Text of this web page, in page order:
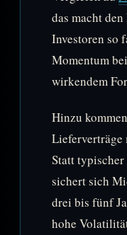
das macht den
Investoren so
Momentum
wirkendem
Hinzu
Lieferverträge
Statt typischer
sichert sich
drei bis fünf
hohe